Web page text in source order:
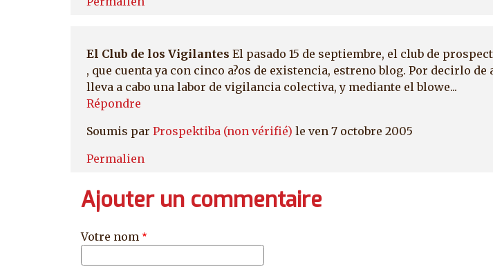
El Club de los Vigilantes El pasado 15 de septiembre, el club de
, que cuenta ya con cinco a?os de existencia, estreno blog. Por decirlo de
lleva a cabo una labor de vigilancia colectiva, y mediante el blowe...
Répondre
Soumis par Prospektiba (non vérifié) le ven 7 octobre 2005
Permalien
Ajouter un commentaire
Votre nom